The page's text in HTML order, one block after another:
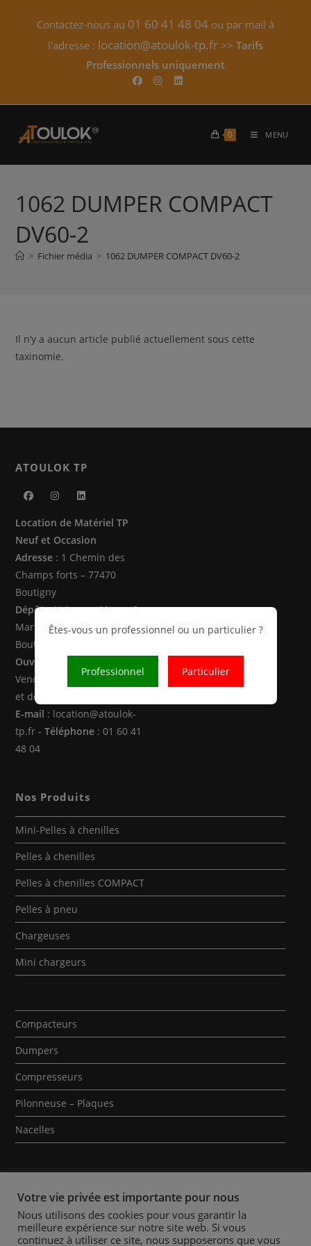
Contactez-nous au 01 60 41 48 04 ou par mail à
l'adresse : location@atoulok-tp.fr >> Tarifs
Professionnels uniquement​
0 MENU
1062 DUMPER COMPACT
DV60-2
> Fichier média > 1062 DUMPER COMPACT DV60-2
Il n’y a aucun article publié actuellement sous cette
taxinomie.
ATOULOK TP
dans
un
nouvel
onglet
dans
un
nouvel
onglet
dans
un
nouvel
onglet
Location de Matériel TP
Neuf et Occasion
Adresse : 1 Chemin des
Champs forts – 77470
Boutigny
Dépôts: Vaire sur Marne &
Marne la Vallée (77470 -
Boutigny)
Ouverture
Vendredi de 8h00 à 12h30
et de 14h00 à 18h00
E-mail : location@atoulok-
tp.fr -Téléphone : 01 60 41
48 04
Nos Produits
Mini-Pelles à chenilles
Pelles à chenilles
Pelles à chenilles COMPACT
Pelles à pneu
Chargeuses
Mini chargeurs
Compacteurs
Dumpers
Compresseurs
Pilonneuse – Plaques
Nacelles
Qui sommes-nous ? Contact Mentions Légales
Votre vie privée est importante pour nous
Nous utilisons des cookies pour vous garantir la
meilleure expérience sur notre site web. Si vous
continuez à utiliser ce site, nous supposerons que vous
Êtes-vous un professionnel ou un particulier ?
Professionnel Particulier